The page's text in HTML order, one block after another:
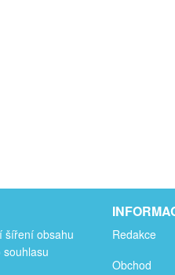
šíření obsahu
Redakce
Obchod